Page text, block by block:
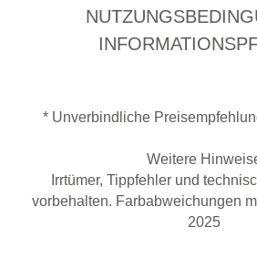
* Unverbindliche
Weitere
Irrtümer, Tippfehler und
vorbehalten. Farbabweichungen
2025